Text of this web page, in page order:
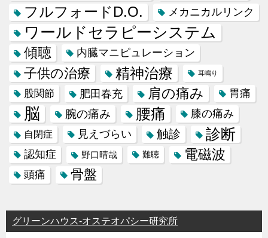
フルフォードD.O. メカニカルリンク
ワールドセラピーシステム
傾聴 内臓マニピュレーション
子供の治療 精神治療 耳鳴り
股関節 肥田春充 肩の痛み 胃痛
脳 腕の痛み 腰痛 膝の痛み
自閉症 見えづらい 触診 診断
認知症 野口晴哉 難聴 電磁波
頭痛 骨盤
グリーンハウス-オステオパシー研究所